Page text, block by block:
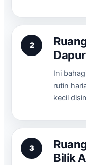
2
Dapur
Ini
rutin
kecil
3
Bilik